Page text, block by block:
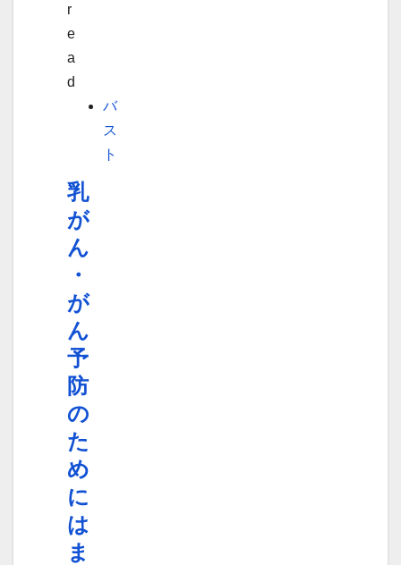
r
e
a
d
バ
ス
ト
乳
が
ん
・
が
ん
予
防
の
た
め
に
は
ま